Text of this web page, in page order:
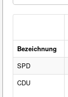
Bezeichnung
SPD
CDU